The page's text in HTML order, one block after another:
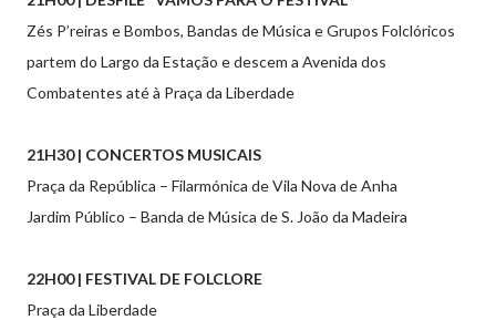
Zés P’reiras e Bombos, Bandas de Música e Grupos Folclóricos
partem do Largo da Estação e descem a Avenida dos
Combatentes até à Praça da Liberdade
21H30 | CONCERTOS MUSICAIS
Praça da República – Filarmónica de Vila Nova de Anha
Jardim Público – Banda de Música de S. João da Madeira
22H00 | FESTIVAL DE FOLCLORE
Praça da Liberdade